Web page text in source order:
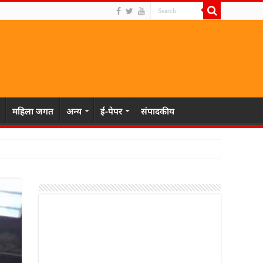
महिला जगत अन्य ई-पेपर संपादकीय